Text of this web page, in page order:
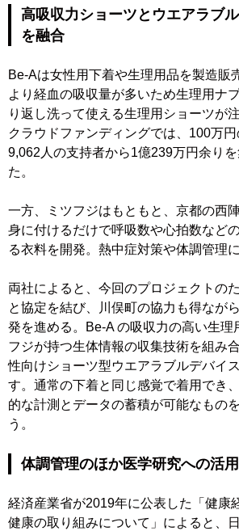
高吸収力ショーツとウエアラブ
を融合
Be-Aは女性用下着や生理用品を製造販
より経血の吸収量が多いため生理用ナ
り返し洗って使える生理用ショーツが
クラウドファンディングでは、100万円
9,062人の支持者から1億239万円余り
た。
一方、ミツフジはもともと、京都の西
身に付けるだけで呼吸数や心拍数など
る衣料を開発。熱中症対策や体調管理
両社によると、今回のプロジェクトの
と協定を結び、川俣町の協力も得なが
発を進める。Be-A の吸収力の高い生理
フジが持つ生体情報の収集技術を組み
性向けショーツ型ウエアラブルデバイ
す。通常の下着と同じ感覚で着用でき
的な計測とデータの蓄積が可能なもの
う。
体調管理のほか医学研究への活
経済産業省が2019年に公表した「健康
健康の取り組みについて」によると、